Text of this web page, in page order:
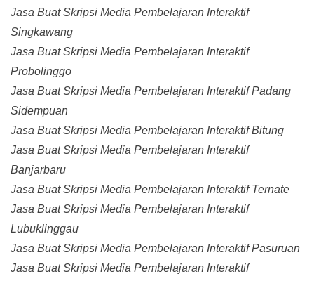
Jasa Buat Skripsi Media Pembelajaran Interaktif
Singkawang
Jasa Buat Skripsi Media Pembelajaran Interaktif
Probolinggo
Jasa Buat Skripsi Media Pembelajaran Interaktif Padang
Sidempuan
Jasa Buat Skripsi Media Pembelajaran Interaktif Bitung
Jasa Buat Skripsi Media Pembelajaran Interaktif
Banjarbaru
Jasa Buat Skripsi Media Pembelajaran Interaktif Ternate
Jasa Buat Skripsi Media Pembelajaran Interaktif
Lubuklinggau
Jasa Buat Skripsi Media Pembelajaran Interaktif Pasuruan
Jasa Buat Skripsi Media Pembelajaran Interaktif